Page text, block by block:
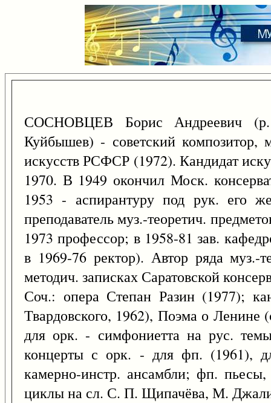
СОСНОВЦЕВ Борис Андреевич
Куйбышев) - советский композитор,
искусств РСФСР (1972). Кандидат
1970. В 1949 окончил Моск.
1953 - аспирантуру под рук.
преподаватель муз.-теоретич.
1973 профессор; в 1958-81 зав.
в 1969-76 ректор). Автор ряда муз.-
методич. записках Саратовской
Соч.: опера Степан Разин (1977);
Твардовского, 1962), Поэма о Ленине
для орк. - симфониетта на рус.
концерты с орк. - для фп. (1961),
камерно-инстр. ансамбли; фп.
циклы на сл. С. П. Щипачёва, М.